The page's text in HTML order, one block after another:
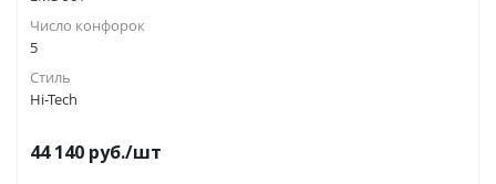
Число конфорок
5
Стиль
Hi-Tech
44 140 руб./шт